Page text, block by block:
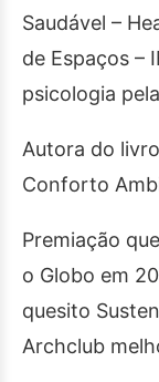
Saudável –
de Espaços –
psicologia
Autora do
Conforto
Premiação
o Globo em
quesito
Archclub